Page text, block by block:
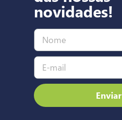
novidades!
Enviar